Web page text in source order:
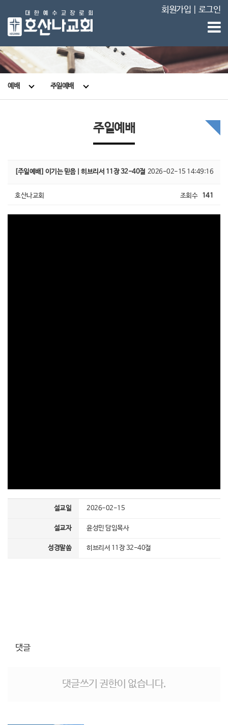
회원가입 로그인
예배 주일예배
주일예배
[주일예배] 이기는 믿음 | 히브리서 11장 32-40절 2026-02-15 14:49:16
호산나교회 조회수 141
설교일 2026-02-15
설교자 윤성민 담임목사
성경말씀 히브리서 11장 32-40절
댓글
댓글쓰기 권한이 없습니다.